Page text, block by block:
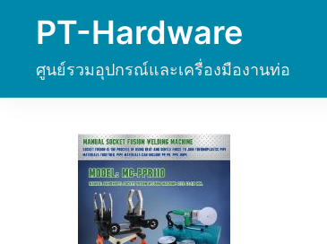
PT-Hardware
ศูนย์รวมอุปกรณ์และเครื่องมืองานท่อ